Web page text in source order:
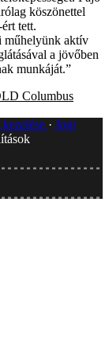
köszönettel
tett.
műhelyünk aktív
a jövőben
munkáját.”
Columbus
Jogi